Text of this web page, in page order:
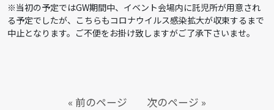
※当初の予定ではGW期間中、イベント会場内に託児所が用意され
る予定でしたが、こちらもコロナウイルス感染拡大が収束するまで
中止となります。ご不便をお掛け致しますがご了承下さいませ。
« 前のページ
次のページ »